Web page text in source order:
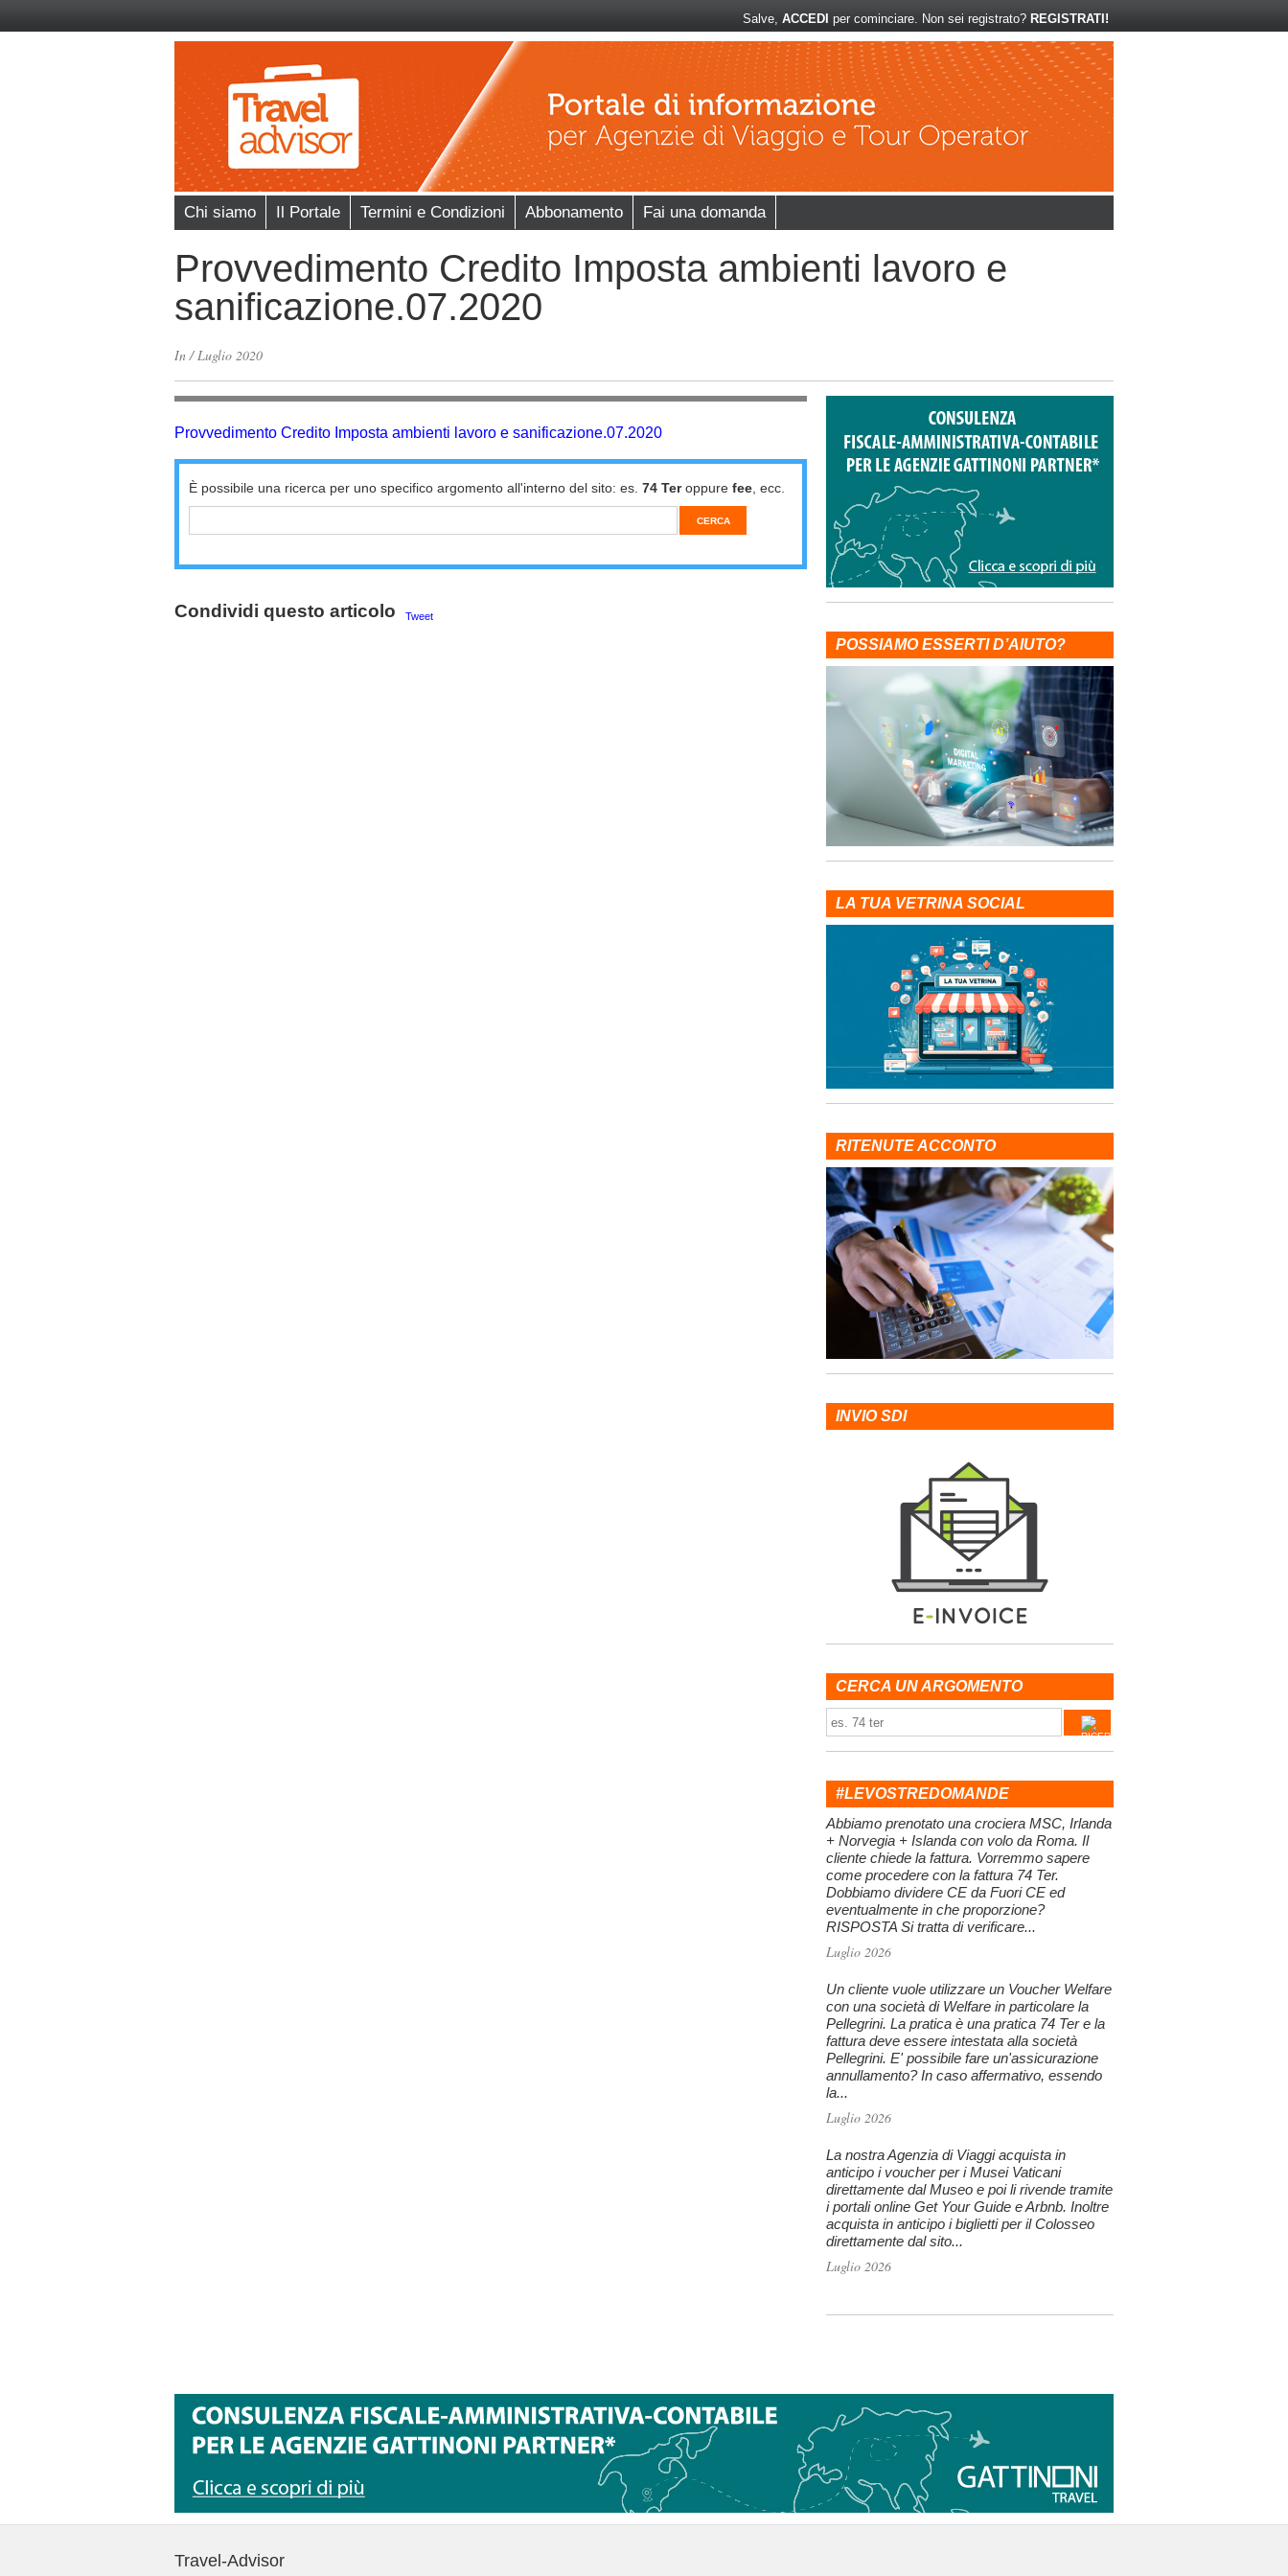
Salve, ACCEDI per cominciare. Non sei registrato? REGISTRATI!
Chi siamo Il Portale Termini e Condizioni Abbonamento Fai una domanda
Provvedimento Credito Imposta ambienti lavoro e
sanificazione.07.2020
In/Luglio 2020
Provvedimento Credito Imposta ambienti lavoro e sanificazione.07.2020
È possibile una ricerca per uno specifico argomento all'interno del sito: es. 74 Teroppure fee , ecc.
Condividi questo articolo Tweet
POSSIAMO ESSERTI D’AIUTO?
LA TUA VETRINA SOCIAL
RITENUTE ACCONTO
INVIO SDI
CERCA UN ARGOMENTO
#LEVOSTREDOMANDE
Abbiamo prenotato una crociera MSC, Irlanda
+ Norvegia + Islanda con volo da Roma. Il
cliente chiede la fattura. Vorremmo sapere
come procedere con la fattura 74 Ter.
Dobbiamo dividere CE da Fuori CE ed
eventualmente in che proporzione?
RISPOSTA Si tratta di verificare...
Luglio 2026
Un cliente vuole utilizzare un Voucher Welfare
con una società di Welfare in particolare la
Pellegrini. La pratica è una pratica 74 Ter e la
fattura deve essere intestata alla società
Pellegrini. E' possibile fare un'assicurazione
annullamento? In caso affermativo, essendo
la...
Luglio 2026
La nostra Agenzia di Viaggi acquista in
anticipo i voucher per i Musei Vaticani
direttamente dal Museo e poi li rivende tramite
i portali online Get Your Guide e Arbnb. Inoltre
acquista in anticipo i biglietti per il Colosseo
direttamente dal sito...
Luglio 2026
Travel-Advisor